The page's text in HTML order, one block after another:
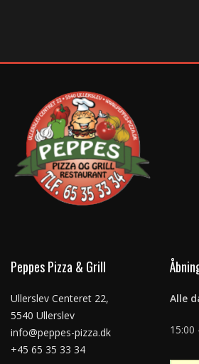
Peppes Pizza & Grill
Ullerslev Centeret 22,
5540 Ullerslev
info@peppes-pizza.dk
+45 65 35 33 34
Alle
15:00